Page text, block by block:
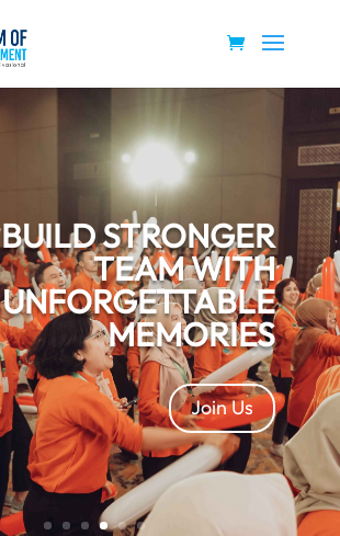
BUILD STRONGER
TEAM WITH
UNFORGETTABLE
MEMORIES
Join Us